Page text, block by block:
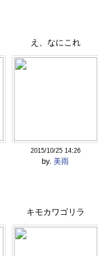
え、なにこれ
2015/10/25 14:26
by. 美雨
キモカワゴリラ